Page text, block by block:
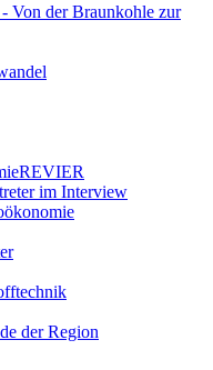
Von der Braunkohle zur
im Interview
der Region